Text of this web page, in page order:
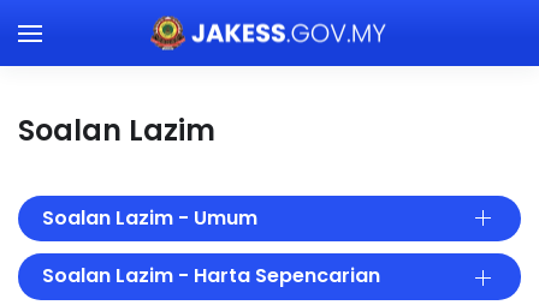
Skip to main content
Soalan Lazim
Soalan Lazim - Umum
Soalan Lazim - Harta Sepencarian